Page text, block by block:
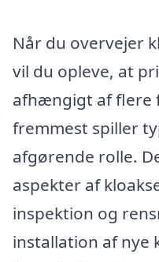
Når du overvejer
vil du opleve, at
afhængigt af flere
fremmest spiller
afgørende rolle.
aspekter af
inspektion og
installation af nye